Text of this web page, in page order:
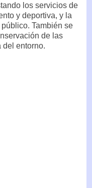
los servicios de
y deportiva, y la
También se
de las
del entorno.